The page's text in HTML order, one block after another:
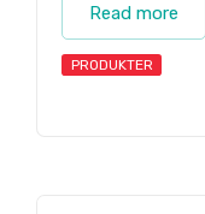
Read more
PRODUKTER